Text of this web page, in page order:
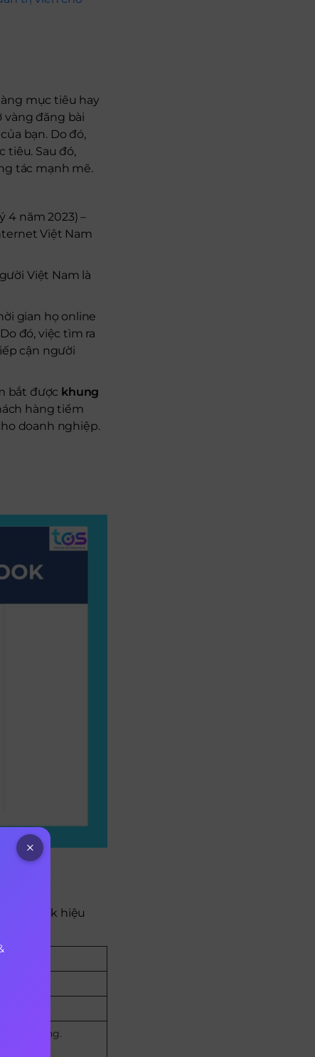
mục tiêu hay
vàng đăng bài
bạn. Do đó,
tiêu. Sau đó,
tác mạnh mẽ.
4 năm 2023) –
Việt Nam
Việt Nam là
gian họ online
đó, việc tìm ra
cận người
bắt được khung
hàng tiềm
doanh nghiệp.
hiệu
11h sáng.